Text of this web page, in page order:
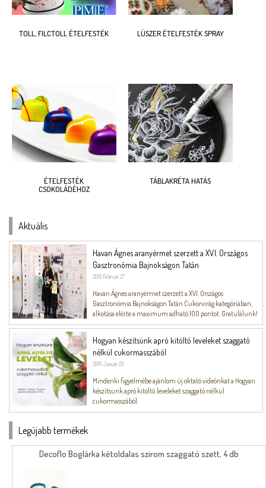
TOLL, FILCTOLL ÉTELFESTÉK LÜSZER ÉTELFESTÉK SPRAY
ÉTELFESTÉK
CSOKOLÁDÉHOZ
TÁBLAKRÉTA HATÁS
Aktuális
Havan Ágnes aranyérmet szerzett a XVI. Országos
Gasztronómia Bajnokságon Tatán
2018 Február 27
Havan Ágnes aranyérmet szerzett a XVI. Országos
Gasztronómia Bajnokságon Tatán Cukorvirág kategóriában,
alkotása elérte a maximum adható 100 pontot. Gratulálunk!
Hogyan készítsünk apró kitöltő leveleket szaggató
nélkül cukormasszából
2018 Január 29
Mindenki figyelmébe ajánlom új oktató videónkat a Hogyan
készítsünk apró kitöltő leveleket szaggató nélkül
cukormasszából.
Legújabb termékek
Decoflo Boglárka kétoldalas szirom szaggató szett, 4 db